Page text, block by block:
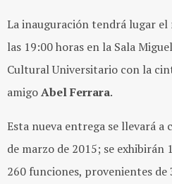
La inauguración tendrá lugar el
las 19:00 horas en la Sala
Cultural Universitario con la
amigoAbel Ferrara.
Esta nueva entrega se llevará a
de marzo de 2015; se
260 funciones, provenientes de